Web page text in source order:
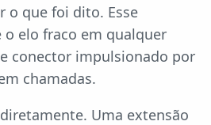
o que foi dito. Esse
elo fraco em qualquer
conector impulsionado por
chamadas.
Uma extensão